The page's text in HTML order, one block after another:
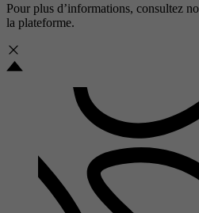
Pour plus d’informations, consultez
la plateforme.